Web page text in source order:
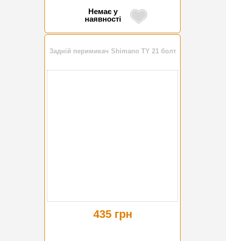
Немає у
наявності
Задній перимикач Shimano TY 21 болт
435 грн